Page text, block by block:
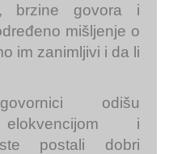
brzine govora i
mišljenje o
im zanimljivi i da li
odišu
elokvencijom i
postali dobri